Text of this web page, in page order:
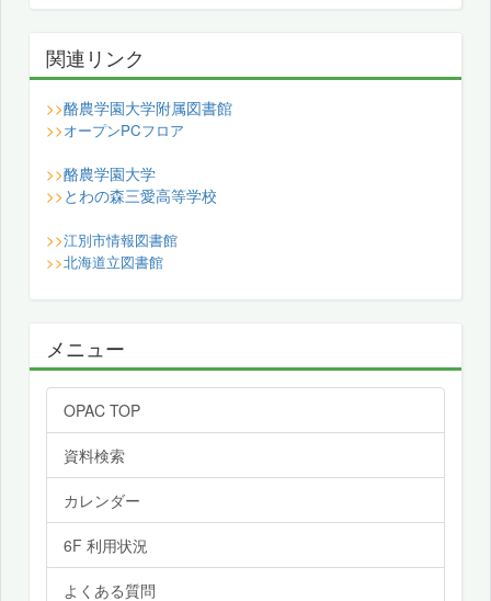
関連リンク
>>酪農学園大学附属図書館
>>オープンPCフロア
>>酪農学園大学
>> とわの森三愛高等学校
>>江別市情報図書館
>>北海道立図書館
メニュー
OPAC TOP
資料検索
カレンダー
6F 利用状況
よくある質問